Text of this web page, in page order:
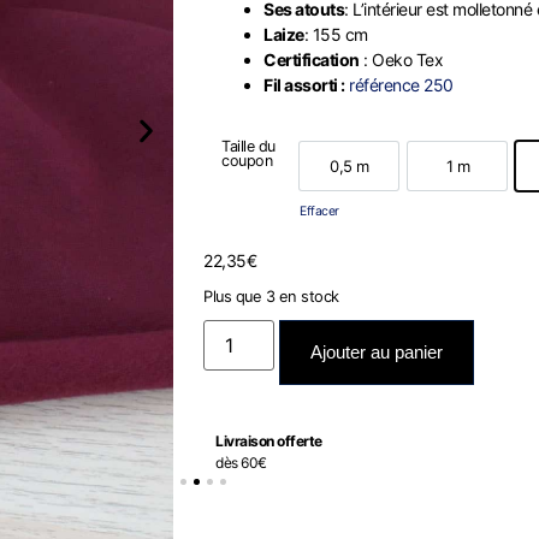
Taille du
coupon
0,5 m 1 m
Effacer
22,35€
Plus que 3 en stock
Ajouter au panier
Livraison offerte
dès 60€
Ses atouts: L’intérieur est
Laize: 155 cm
Certification : Oeko Tex
Fil assorti : référence 250